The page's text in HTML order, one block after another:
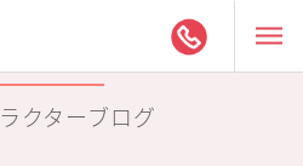
クターブログ